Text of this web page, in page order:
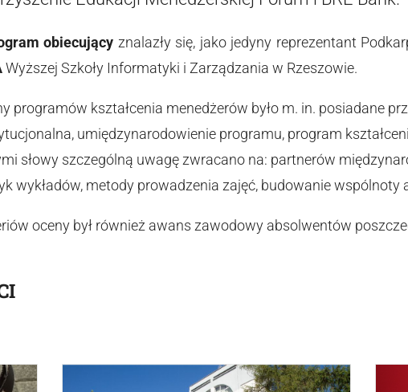
obiecujący znalazły się, jako jedyny reprezentant
Wyższej Szkoły Informatyki i Zarządzania w Rzeszowie.
programów kształcenia menedżerów było m. in. posiadane
umiędzynarodowienie programu, program
słowy szczególną uwagę zwracano na: partnerów
wykładów, metody prowadzenia zajęć, budowanie wspólnoty
oceny był również awans zawodowy absolwentów